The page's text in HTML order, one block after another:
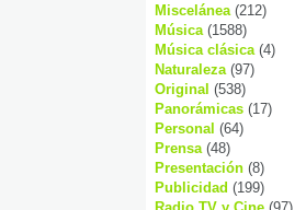
Miscelánea (212)
Música (1588)
Música clásica (4)
Naturaleza (97)
Original (538)
Panorámicas (17)
Personal (64)
Prensa (48)
Presentación (8)
Publicidad (199)